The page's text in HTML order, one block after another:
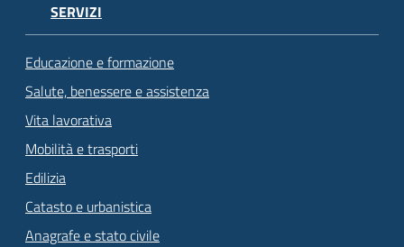
SERVIZI
Educazione e formazione
Salute, benessere e assistenza
Vita lavorativa
Mobilità e trasporti
Edilizia
Catasto e urbanistica
Anagrafe e stato civile